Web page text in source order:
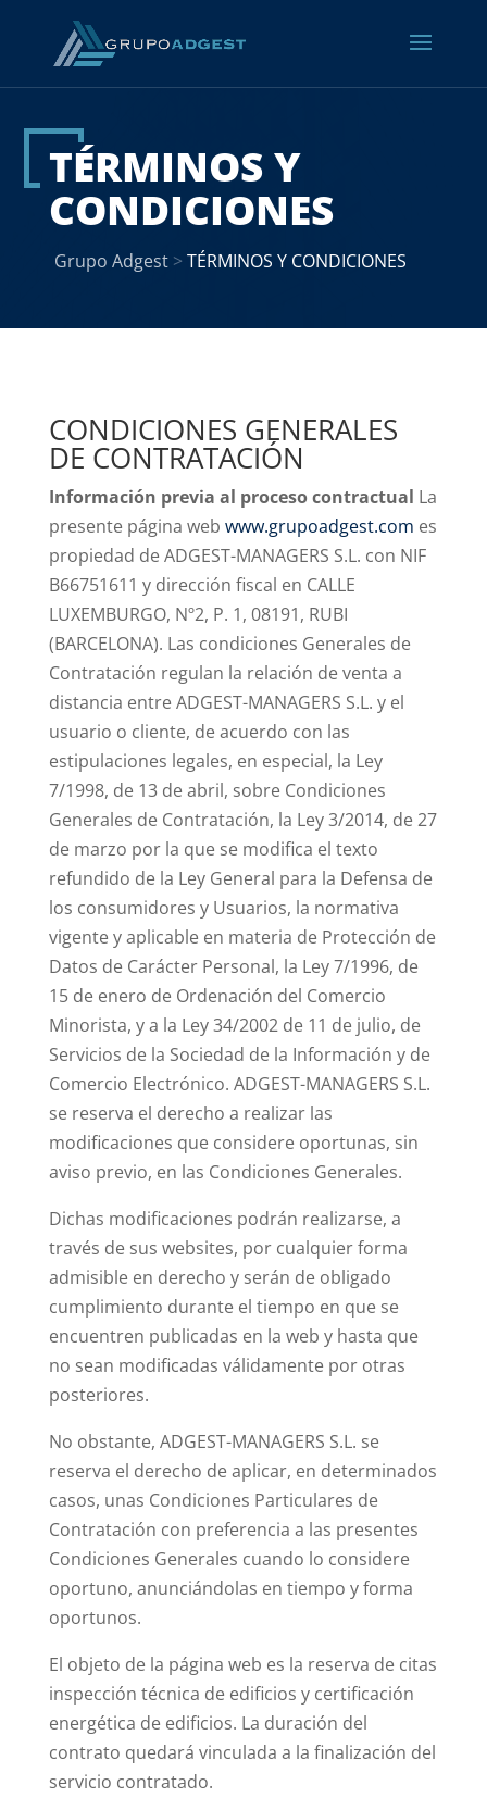
TÉRMINOS Y
CONDICIONES
Grupo Adgest> TÉRMINOS Y CONDICIONES
CONDICIONES GENERALES
DE CONTRATACIÓN
Información previa al proceso contractual La
presente página web www.grupoadgest.com es
propiedad de ADGEST-MANAGERS S.L. con NIF
B66751611 y dirección fiscal en CALLE
LUXEMBURGO, Nº2, P. 1, 08191, RUBI
(BARCELONA). Las condiciones Generales de
Contratación regulan la relación de venta a
distancia entre ADGEST-MANAGERS S.L. y el
usuario o cliente, de acuerdo con las
estipulaciones legales, en especial, la Ley
7/1998, de 13 de abril, sobre Condiciones
Generales de Contratación, la Ley 3/2014, de 27
de marzo por la que se modifica el texto
refundido de la Ley General para la Defensa de
los consumidores y Usuarios, la normativa
vigente y aplicable en materia de Protección de
Datos de Carácter Personal, la Ley 7/1996, de
15 de enero de Ordenación del Comercio
Minorista, y a la Ley 34/2002 de 11 de julio, de
Servicios de la Sociedad de la Información y de
Comercio Electrónico. ADGEST-MANAGERS S.L.
se reserva el derecho a realizar las
modificaciones que considere oportunas, sin
aviso previo, en las Condiciones Generales.
Dichas modificaciones podrán realizarse, a
través de sus websites, por cualquier forma
admisible en derecho y serán de obligado
cumplimiento durante el tiempo en que se
encuentren publicadas en la web y hasta que
no sean modificadas válidamente por otras
posteriores.
No obstante, ADGEST-MANAGERS S.L. se
reserva el derecho de aplicar, en determinados
casos, unas Condiciones Particulares de
Contratación con preferencia a las presentes
Condiciones Generales cuando lo considere
oportuno, anunciándolas en tiempo y forma
oportunos.
El objeto de la página web es la reserva de citas
inspección técnica de edificios y certificación
energética de edificios. La duración del
contrato quedará vinculada a la finalización del
servicio contratado.